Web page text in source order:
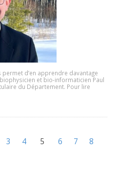
d’en apprendre davantage
et bio-informaticien Paul
du Département. Pour lire
3 4 5 6 7
8